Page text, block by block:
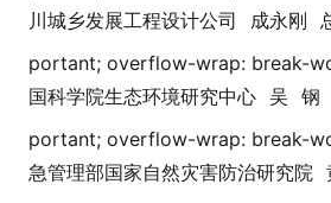
川城乡发展工程设计公司
成永刚
portant; overflow-wrap: break-
国科学院生态环境研究中心 吴 钢
portant; overflow-wrap: break-
急管理部国家自然灾害防治研究院